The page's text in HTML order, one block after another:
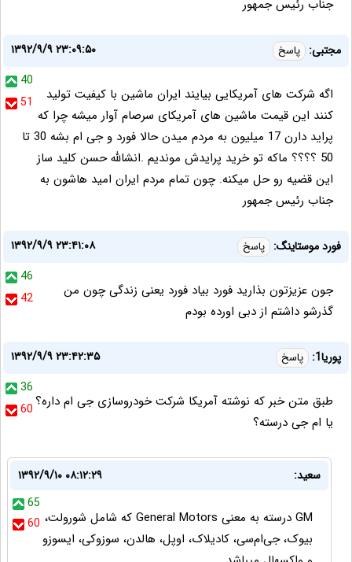
جناب رئیس جمهور
مجتبی: پاسخ
۱۳۹۲/۹/۹ ۲۳:۰۹:۵۰
40
51
اگه شرکت های آمریکایی بیایند ایران ماشین با کیفیت تولید
کنند این قیمت ماشین های آمریکای سرصام آوار میشه چرا که
پراید دارن 17 میلیون به مردم میدن حالا فورد و جی ام بشه 30 تا
50 ؟؟؟؟ ماکه تو خرید پرایدش موندیم .انشالله حسن کلید ساز
این قضیه رو حل میکنه. چون تمام مردم ایران امید هاشون به
جناب رئیس جمهور
فورد موستاینگ: پاسخ
۱۳۹۲/۹/۹ ۲۳:۴۱:۰۸
46
42
جون عزیزتون بذارید فورد بیاد فورد یعنی زندگی چون من
گذرشو داشتم از دبی اورده بودم
پوریا1: پاسخ
۱۳۹۲/۹/۹ ۲۳:۴۲:۳۵
36
60طبق متن خبر که نوشته آمریکا شرکت خودروسازی جی ام داره؟
یا ام جی درسته؟
سعید:
۱۳۹۲/۹/۱۰ ۰۸:۱۲:۲۹
65
60 GM درسته به معنی General Motors که شامل شورولت،
بیوک، جی‌ام‌سی، کادیلاک، اوپل، هالدن، سوزوکی، ایسوزو